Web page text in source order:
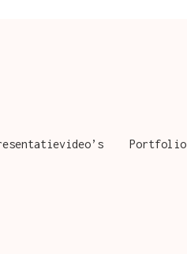
Portfolio